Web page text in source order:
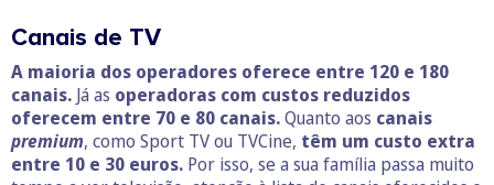
Canais de TV
A maioria dos operadores oferece entre 120 e 180
canais. Já as operadoras com custos reduzidos
oferecem entre 70 e 80 canais.Quanto aos canais
premium, como Sport TV ou TVCine, têm um custo extra
entre 10 e 30 euros. Por isso, se a sua família passa muito